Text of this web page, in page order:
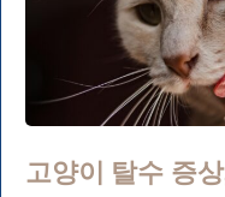
고양이 탈수 증